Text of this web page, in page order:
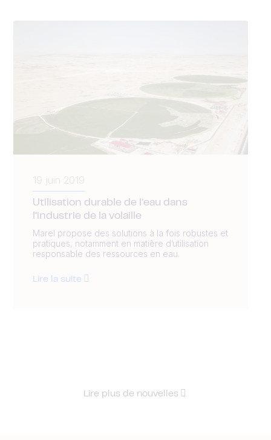
19 juin 2019
Utilisation durable de l’eau dans
l’industrie de la volaille
Marel propose des solutions à la fois robustes et
pratiques, notamment en matière d’utilisation
responsable des ressources en eau.
Lire la suite
Lire plus de nouvelles